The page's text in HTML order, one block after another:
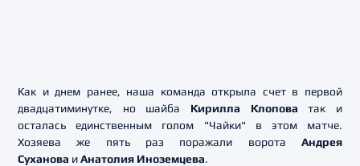
Как и днем ранее, наша команда открыла счет в первой
двадцатиминутке, но шайба
Кирилла Клопова
так и
осталась единственным голом "Чайки" в этом матче.
Хозяева же пять раз поражали ворота
Андрея
Суханова иАнатолия Иноземцева.